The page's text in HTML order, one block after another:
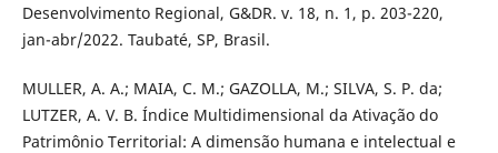
Desenvolvimento Regional, G&DR. v. 18, n. 1, p. 203-220,
jan-abr/2022. Taubaté, SP, Brasil.
MULLER, A. A.; MAIA, C. M.; GAZOLLA, M.; SILVA, S. P. da;
LUTZER, A. V. B. Índice Multidimensional da Ativação do
Patrimônio Territorial: A dimensão humana e intelectual e